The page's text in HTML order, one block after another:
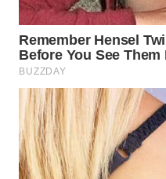
PADANG
LAWAS
WN
WN
CIANJUR